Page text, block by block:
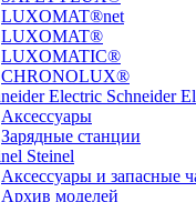
LUXOMAT®net
LUXOMAT®
LUXOMATIC®
CHRONOLUX®
Schneider
Аксессуары
Зарядные станции
Steinel
Аксессуары и запасные
Архив моделей